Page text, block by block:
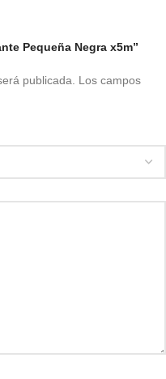
Pequeña Negra x5m”
publicada. Los campos